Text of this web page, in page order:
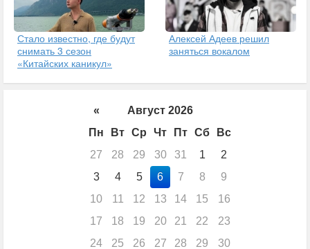
Стало известно, где будут
снимать 3 сезон
«Китайских каникул»
Алексей Адеев решил
заняться вокалом
«
Август 2026
Пн
Вт Ср Чт Пт Сб
Вс
27
28 29 30 31 1
2
3
4 5 6 7 8
9
10
11 12 13 14 15
16
17
18 19 20 21 22
23
24
25 26 27 28 29 30